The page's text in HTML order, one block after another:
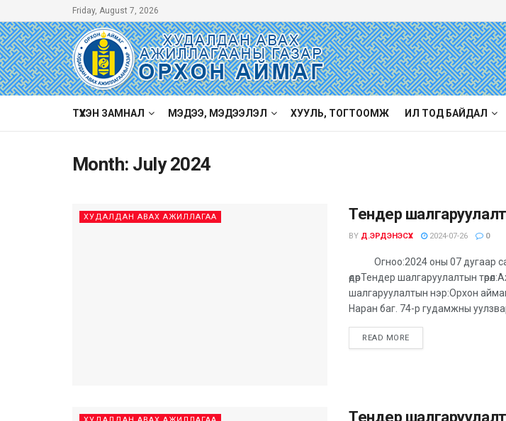
Friday, August 7, 2026
ТҮҮХЭН ЗАМНАЛ МЭДЭЭ, МЭДЭЭЛЭЛ ХУУЛЬ, ТОГТООМЖ ИЛ ТОД БАЙДАЛ
Month: July 2024
ХУДАЛДАН АВАХ АЖИЛЛАГАА Тендер
BY Д.ЭРДЭНЭСҮХ 2024-07-26 0
Огноо:2024 оны 07 дугаар
өдөрТендер шалгаруулалтын
шалгаруулалтын нэр:Орхон
Наран баг. 74-р гудамжны
READ MOREDETAILS
Тендер